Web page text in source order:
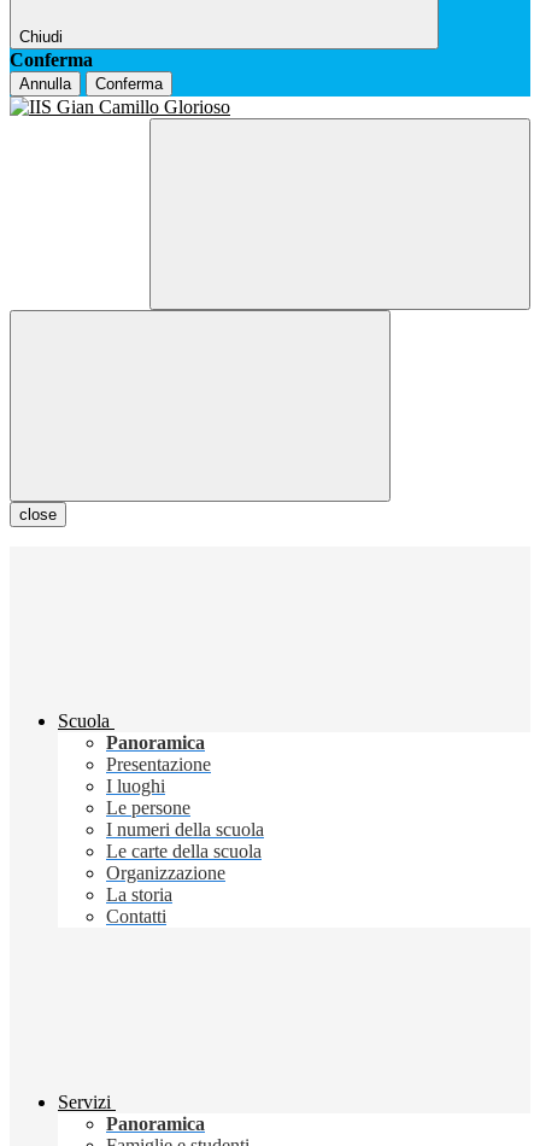
Chiudi
Conferma
Annulla Conferma
close
Scuola
Panoramica
Presentazione
I luoghi
Le persone
I numeri della scuola
Le carte della scuola
Organizzazione
La storia
Contatti
Servizi
Panoramica